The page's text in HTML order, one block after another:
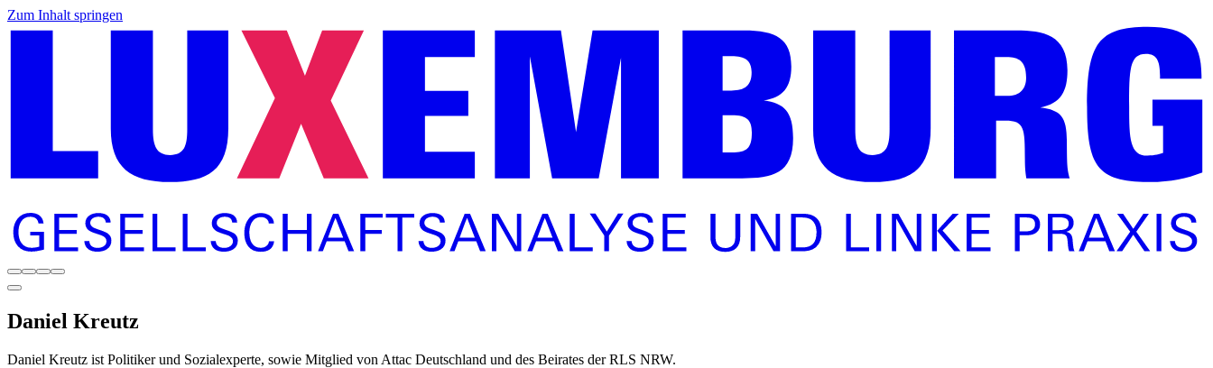
Zum Inhalt springen
Daniel Kreutz
Daniel Kreutz ist Politiker und Sozialexperte, sowie Mitglied von Attac Deutschland und des Beirates der RLS NRW.